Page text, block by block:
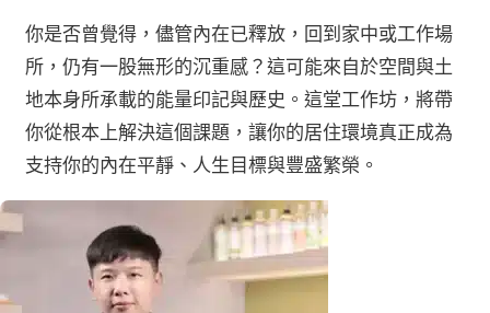
你是否曾覺得，儘管內在已釋放，回到家中或工作場
所，仍有一股無形的沉重感？這可能來自於空間與土
地本身所承載的能量印記與歷史。這堂工作坊，將帶
你從根本上解決這個課題，讓你的居住環境真正成為
支持你的內在平靜、人生目標與豐盛繁榮。